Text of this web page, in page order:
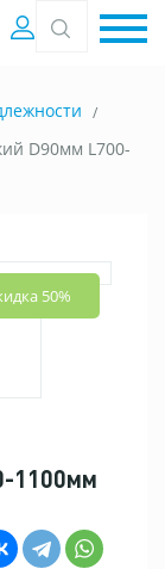
0 позиций
Вход
D90мм L700-
50%
1100мм